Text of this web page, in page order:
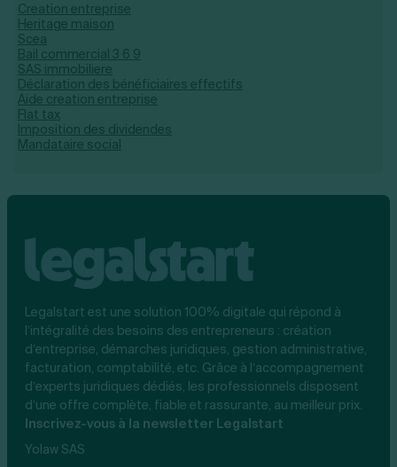
Creation entreprise
Heritage maison
Scea
Bail commercial 3 6 9
SAS immobiliere
Déclaration des bénéficiaires effectifs
Aide creation entreprise
Flat tax
Imposition des dividendes
Mandataire social
Legalstart est une solution 100% digitale qui répond à
l’intégralité des besoins des entrepreneurs : création
d’entreprise, démarches juridiques, gestion administrative,
facturation, comptabilité, etc. Grâce à l’accompagnement
d’experts juridiques dédiés, les professionnels disposent
d’une offre complète, fiable et rassurante, au meilleur prix.
Inscrivez-vous à la newsletter Legalstart
Yolaw SAS